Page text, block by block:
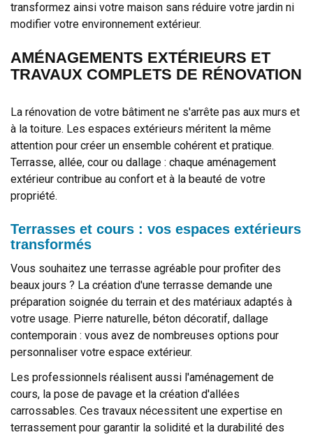
transformez ainsi votre maison sans réduire votre jardin ni
modifier votre environnement extérieur.
AMÉNAGEMENTS EXTÉRIEURS ET
TRAVAUX COMPLETS DE RÉNOVATION
La rénovation de votre bâtiment ne s'arrête pas aux murs et
à la toiture. Les espaces extérieurs méritent la même
attention pour créer un ensemble cohérent et pratique.
Terrasse, allée, cour ou dallage : chaque aménagement
extérieur contribue au confort et à la beauté de votre
propriété.
Terrasses et cours : vos espaces extérieurs
transformés
Vous souhaitez une terrasse agréable pour profiter des
beaux jours ? La création d'une terrasse demande une
préparation soignée du terrain et des matériaux adaptés à
votre usage. Pierre naturelle, béton décoratif, dallage
contemporain : vous avez de nombreuses options pour
personnaliser votre espace extérieur.
Les professionnels réalisent aussi l'aménagement de
cours, la pose de pavage et la création d'allées
carrossables. Ces travaux nécessitent une expertise en
terrassement pour garantir la solidité et la durabilité des